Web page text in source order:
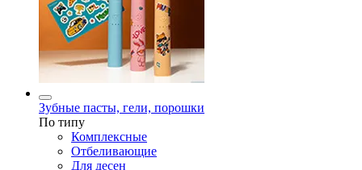
Зубные пасты, гели, порошки
По типу
Комплексные
Отбеливающие
Для десен